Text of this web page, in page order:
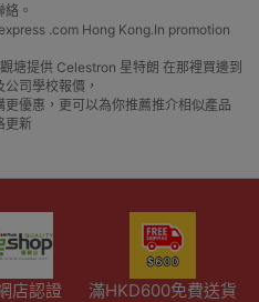
。
.com Hong Kong.In promotion
塘提供 Celestron 星特朗 在那裡買邊到
司學校報價，
優惠，更可以為你推薦推介相似產品
更新
店認證 滿HKD600免費送貨